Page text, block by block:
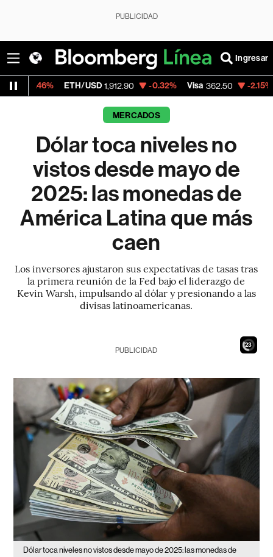
PUBLICIDAD
Ingresar
1,912.90 -0.32% Visa 362.50 -2.15% MercadoLibre
MERCADOS
Dólar toca niveles no
vistos desde mayo de
2025: las monedas de
América Latina que más
caen
Los inversores ajustaron sus expectativas de tasas tras
la primera reunión de la Fed bajo el liderazgo de
Kevin Warsh, impulsando al dólar y presionando a las
divisas latinoamericanas.
21
PUBLICIDAD
Dólar toca niveles no vistos desde mayo de 2025: las monedas de